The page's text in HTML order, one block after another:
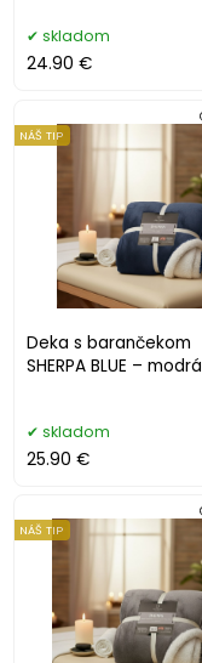
skladom
24.90 €
Deka s barančekom
SHERPA BLUE – modrá
NÁŠ TIP
skladom
25.90 €
NÁŠ TIP